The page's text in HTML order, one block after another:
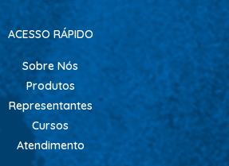
ACESSO RÁPIDO
Sobre Nós
Produtos
Representantes
Cursos
Atendimento